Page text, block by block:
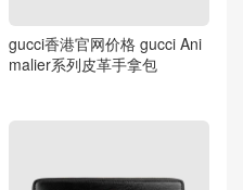
gucci香港官网价格 gucci Ani
malier系列皮革手拿包